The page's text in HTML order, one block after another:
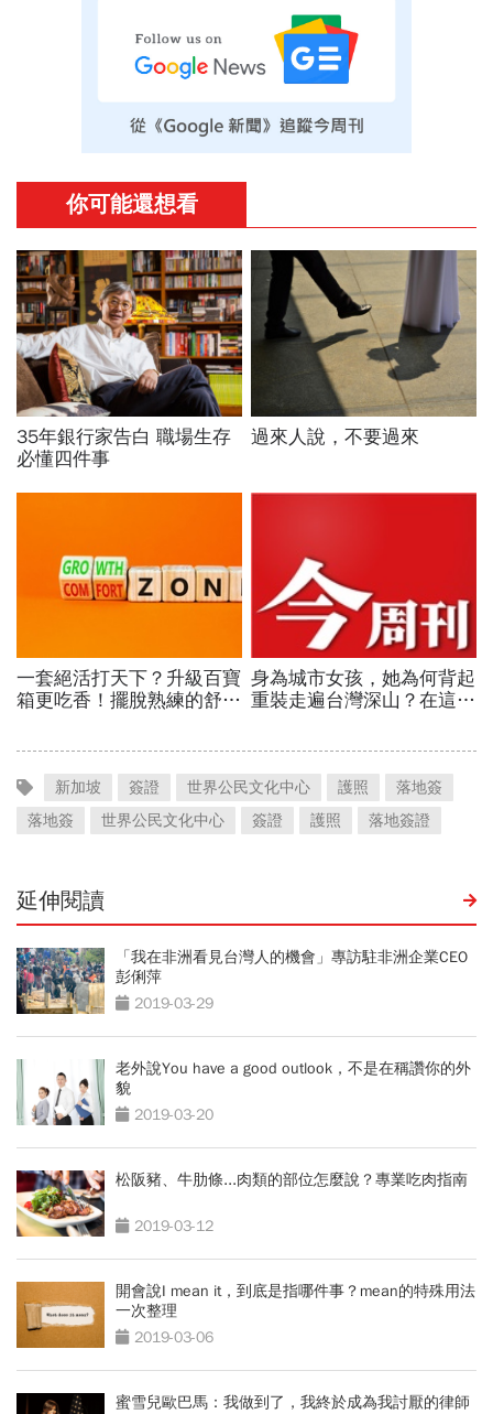
新加坡 簽證 世界公民文化中心 護照
落地簽
落地簽
世界公民文化中心 簽證 護照 落地簽證
延伸閱讀
「我在非洲看見台灣人的機會」專訪駐非洲企業CEO
彭俐萍
2019-03-29
老外說You have a good outlook，不是在稱讚你的外
貌
2019-03-20
松阪豬、牛肋條...肉類的部位怎麼說？專業吃肉指南
2019-03-12
開會說I mean it，到底是指哪件事？mean的特殊用法
一次整理
2019-03-06
蜜雪兒歐巴馬：我做到了，我終於成為我討厭的律師